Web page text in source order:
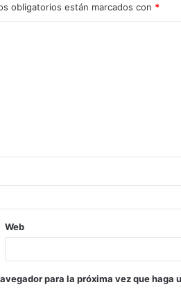
obligatorios están marcados con *
Web
para la próxima vez que haga